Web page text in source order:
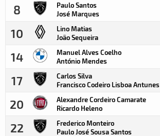
8
Paulo Santos
José Marques
10
Lino Matias
João Sequeira
14
Manuel Alves Coelho
António Mendes
17
Carlos Silva
Francisco Codeiro Lisboa Antunes
20
Alexandre Cordeiro Camarate
Ricardo Heleno
22
Frederico Monteiro
Paulo José Sousa Santos